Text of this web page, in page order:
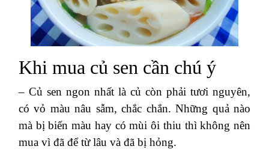
Khi mua củ sen cần chú ý
– Củ sen ngon nhất là củ còn phải tươi nguyên,
có vỏ màu nâu sẫm, chắc chắn. Những quả nào
mà bị biến màu hay có mùi ôi thiu thì không nên
mua vì đã để từ lâu và đã bị hỏng.